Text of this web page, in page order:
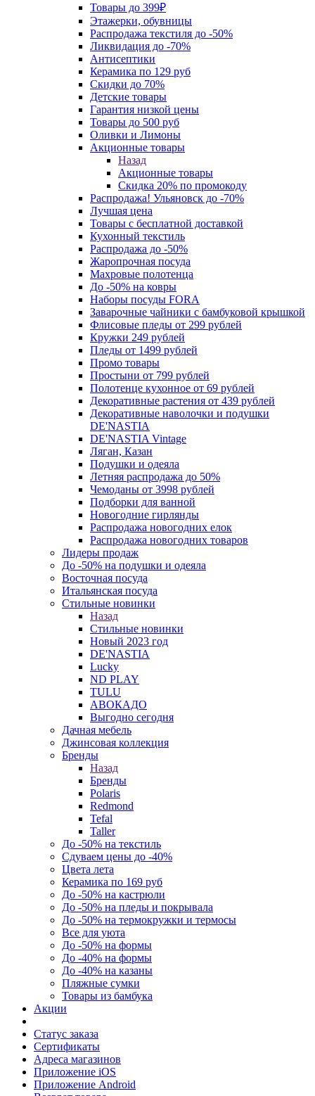
Товары до 399₽
Этажерки, обувницы
Распродажа текстиля до -50%
Ликвидация до -70%
Антисептики
Керамика по 129 руб
Скидки до 70%
Детские товары
Гарантия низкой цены
Товары до 500 руб
Оливки и Лимоны
Акционные товары
Назад
Акционные товары
Скидка 20% по промокоду
Распродажа! Ульяновск до -70%
Лучшая цена
Товары с бесплатной доставкой
Кухонный текстиль
Распродажа до -50%
Жаропрочная посуда
Махровые полотенца
До -50% на ковры
Наборы посуды FORA
Заварочные чайники с бамбуковой крышкой
Флисовые пледы от 299 рублей
Кружки 249 рублей
Пледы от 1499 рублей
Промо товары
Простыни от 799 рублей
Полотенце кухонное от 69 рублей
Декоративные растения от 439 рублей
Декоративные наволочки и подушки
DE'NASTIA
DE'NASTIA Vintage
Ляган, Казан
Подушки и одеяла
Летняя распродажа до 50%
Чемоданы от 3998 рублей
Подборки для ванной
Новогодние гирлянды
Распродажа новогодних елок
Распродажа новогодних товаров
Лидеры продаж
До -50% на подушки и одеяла
Восточная посуда
Итальянская посуда
Стильные новинки
Назад
Стильные новинки
Новый 2023 год
DE'NASTIA
Lucky
ND PLAY
TULU
АВОКАДО
Выгодно сегодня
Дачная мебель
Джинсовая коллекция
Бренды
Назад
Бренды
Polaris
Redmond
Tefal
Taller
До -50% на текстиль
Сдуваем цены до -40%
Цвета лета
Керамика по 169 руб
До -50% на кастрюли
До -50% на пледы и покрывала
До -50% на термокружки и термосы
Все для уюта
До -50% на формы
До -40% на формы
До -40% на казаны
Пляжные сумки
Товары из бамбука
Акции
Статус заказа
Сертификаты
Адреса магазинов
Приложение iOS
Приложение Android